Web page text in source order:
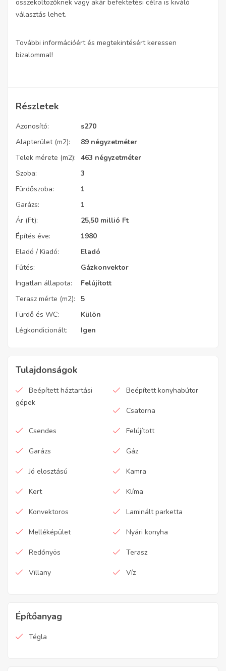
összeköltözőknek vagy akár befektetési célra is kiváló
választás lehet.
További információért és megtekintésért keressen
bizalommal!
Részletek
Azonosító:
s270
Alapterület (m2):
89 négyzetméter
Telek mérete (m2): 463 négyzetméter
Szoba:
3
Fürdőszoba:
1
Garázs:
1
Ár (Ft):
25,50 millió Ft
Építés éve:
1980
Eladó / Kiadó:
Eladó
Fűtés:
Gázkonvektor
Ingatlan állapota:
Felújított
Terasz mérte (m2):
5
Fürdő és WC:
Külön
Légkondicionált:
Igen
Tulajdonságok
Beépített háztartási
gépek
Beépített konyhabútor
Csatorna
Csendes Felújított
Garázs Gáz
Jó elosztású Kamra
Kert Klíma
Konvektoros Laminált parketta
Melléképület Nyári konyha
Redőnyös Terasz
Villany Víz
Építőanyag
Tégla